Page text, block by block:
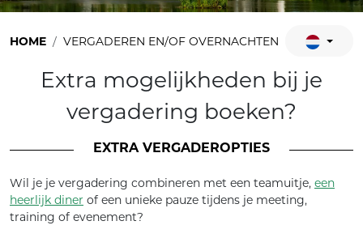
HOME VERGADEREN EN/OF OVERNACHTEN
Extra mogelijkheden bij je
vergadering boeken?
EXTRA VERGADEROPTIES
Wil je je vergadering combineren met een teamuitje, een
heerlijk diner of een unieke pauze tijdens je meeting,
training of evenement?